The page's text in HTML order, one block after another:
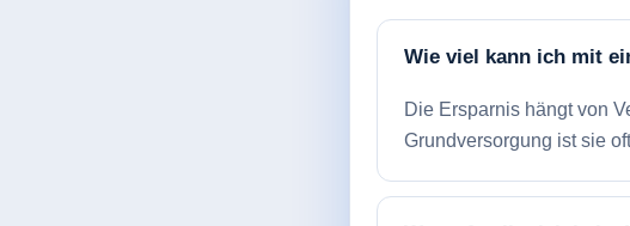
Wie viel kann ich mit
Die Ersparnis hängt von
Grundversorgung ist sie